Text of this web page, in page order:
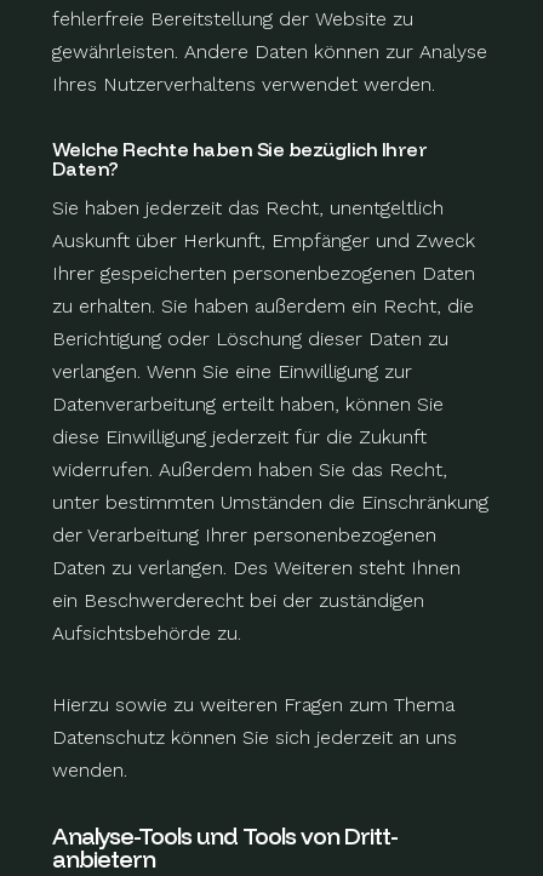
fehlerfreie Bereitstellung der Website zu
gewährleisten. Andere Daten können zur Analyse
Ihres Nutzerverhaltens verwendet werden.
Welche Rechte haben Sie bezüglich Ihrer
Daten?
Sie haben jederzeit das Recht, unentgeltlich
Auskunft über Herkunft, Empfänger und Zweck
Ihrer gespeicherten personenbezogenen Daten
zu erhalten. Sie haben außerdem ein Recht, die
Berichtigung oder Löschung dieser Daten zu
verlangen. Wenn Sie eine Einwilligung zur
Datenverarbeitung erteilt haben, können Sie
diese Einwilligung jederzeit für die Zukunft
widerrufen. Außerdem haben Sie das Recht,
unter bestimmten Umständen die Einschränkung
der Verarbeitung Ihrer personenbezogenen
Daten zu verlangen. Des Weiteren steht Ihnen
ein Beschwerderecht bei der zuständigen
Aufsichtsbehörde zu.
Hierzu sowie zu weiteren Fragen zum Thema
Datenschutz können Sie sich jederzeit an uns
wenden.
Analyse-Tools und Tools von Dritt­
anbietern